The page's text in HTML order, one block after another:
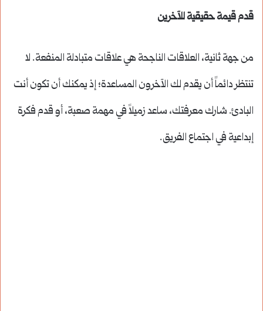
قدم قيمة حقيقية للآخرين
من جهة ثانية، العلاقات الناجحة هي علاقات متبادلة المنفعة. لا
تنتظر دائماً أن يقدم لك الآخرون المساعدة؛ إذ يمكنك أن تكون أنت
البادئ. شارك معرفتك، ساعد زميلاً في مهمة صعبة، أو قدم فكرة
إبداعية في اجتماع الفريق.